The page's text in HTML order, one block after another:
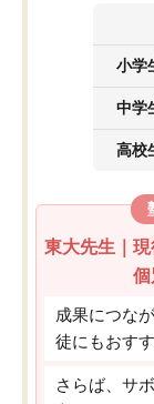
小学
中学
高校
東大先生｜
個
成果につな
徒にもおす
さらば、サ